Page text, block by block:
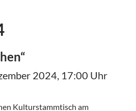
2024, 17:00 Uhr
Kulturstammtisch am